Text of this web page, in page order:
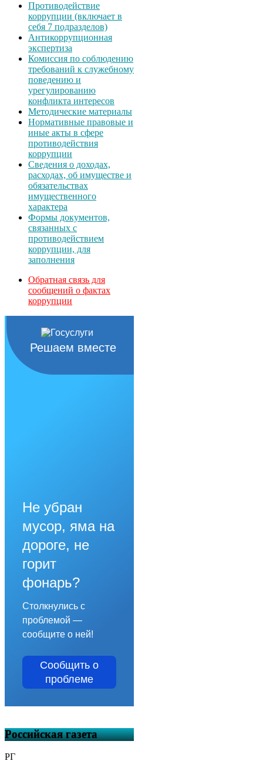
Противодействие
коррупции (включает в
себя 7 подразделов)
Антикоррупционная
экспертиза
Комиссия по соблюдению
требований к служебному
поведению и
урегулированию
конфликта интересов
Методические материалы
Нормативные правовые и
иные акты в сфере
противодействия
коррупции
Сведения о доходах,
расходах, об имуществе и
обязательствах
имущественного
характера
Формы документов,
связанных с
противодействием
коррупции, для
заполнения
Обратная связь для
сообщений о фактах
коррупции
Решаем вместе
Не убран
мусор, яма на
дороге, не
горит
фонарь?
Столкнулись с
проблемой —
сообщите о ней!
Сообщить о
проблеме
Российская газета
РГ